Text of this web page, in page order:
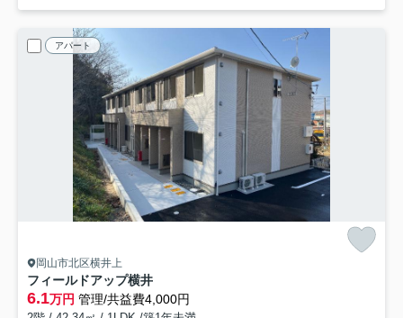
アパート
岡山市北区横井上
フィールドアップ横井
6.1万円 管理/共益費4,000円